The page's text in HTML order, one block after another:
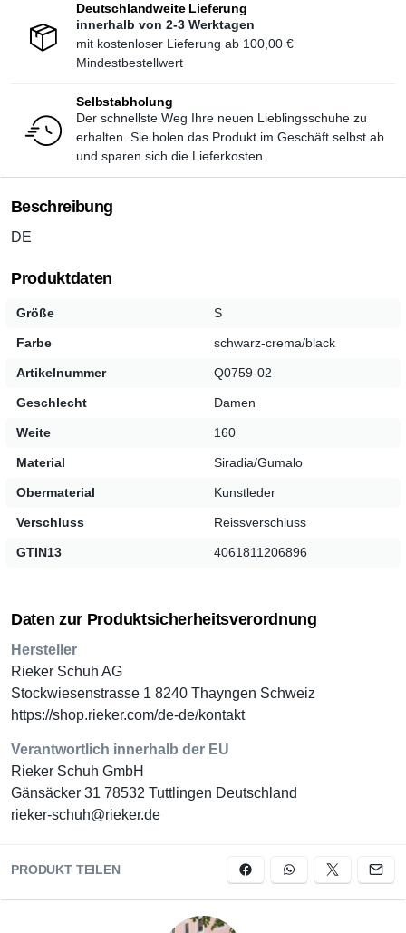
Deutschlandweite Lieferung
innerhalb von 2-3 Werktagen
mit kostenloser Lieferung ab 100,00 €
Mindestbestellwert
Selbstabholung
Der schnellste Weg Ihre neuen Lieblingsschuhe zu
erhalten. Sie holen das Produkt im Geschäft selbst ab
und sparen sich die Lieferkosten.
Beschreibung
DE
Produktdaten
Größe S
Farbe schwarz-crema/black
Artikelnummer Q0759-02
Geschlecht Damen
Weite 160
Material Siradia/Gumalo
Obermaterial Kunstleder
Verschluss Reissverschluss
GTIN13 4061811206896
Daten zur Produktsicherheitsverordnung
Hersteller
Rieker Schuh AG
Stockwiesenstrasse 1 8240 Thayngen Schweiz
https://shop.rieker.com/de-de/kontakt
Verantwortlich innerhalb der EU
Rieker Schuh GmbH
Gänsäcker 31 78532 Tuttlingen Deutschland
rieker-schuh@rieker.de
PRODUKT TEILEN